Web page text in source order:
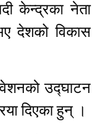
केन्द्रका नेता
देशको विकास
उद्घाटन
दिएका हुन् ।